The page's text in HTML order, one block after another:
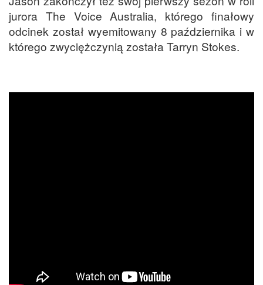
jurora The Voice Australia, którego finałowy
odcinek został wyemitowany 8 października i w
którego zwyciężczynią została Tarryn Stokes.